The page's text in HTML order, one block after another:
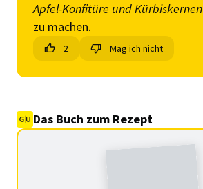
Apfel-Konfitüre und Kürbiskernen
zu machen.
2 Mag ich nicht
Das Buch zum Rezept